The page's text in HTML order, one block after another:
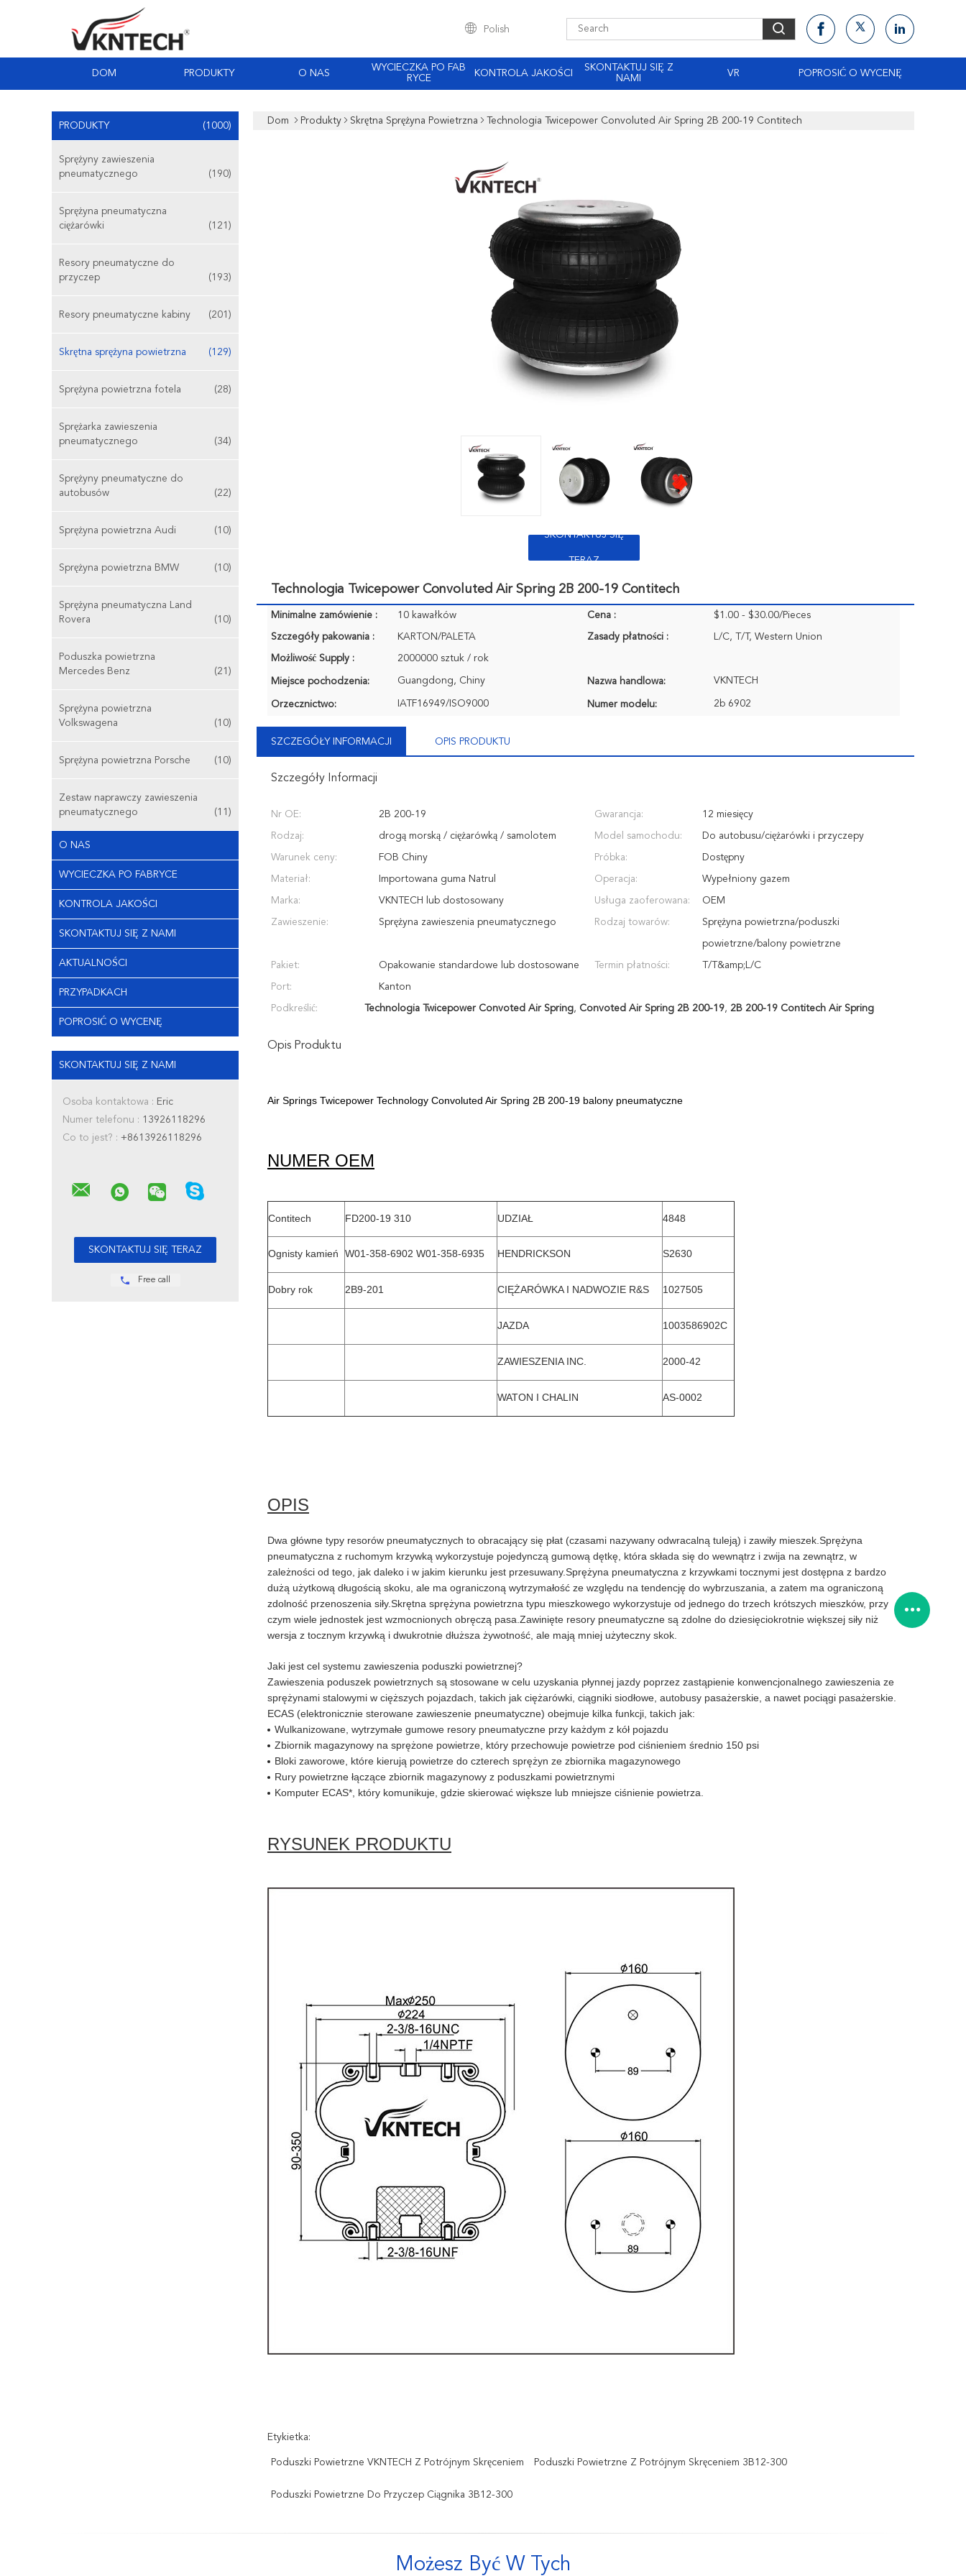
Polish
DOM PRODUKTY O NAS
WYCIECZKA PO FAB
RYCE
KONTROLA JAKOŚCI
SKONTAKTUJ SIĘ Z
NAMI
VR POPROSIĆ O WYCENĘ
PRODUKTY (1000)
Sprężyny zawieszenia
pneumatycznego
(190)
Sprężyna pneumatyczna
ciężarówki
(121)
Resory pneumatyczne do
przyczep
(193)
Resory pneumatyczne kabiny (201)
Skrętna sprężyna powietrzna (129)
Sprężyna powietrzna fotela (28)
Sprężarka zawieszenia
pneumatycznego
(34)
Sprężyny pneumatyczne do
autobusów
(22)
Sprężyna powietrzna Audi (10)
Sprężyna powietrzna BMW (10)
Sprężyna pneumatyczna Land
Rovera
(10)
Poduszka powietrzna
Mercedes Benz
(21)
Sprężyna powietrzna
Volkswagena
(10)
Sprężyna powietrzna Porsche (10)
Zestaw naprawczy zawieszenia
pneumatycznego
(11)
O NAS
WYCIECZKA PO FABRYCE
KONTROLA JAKOŚCI
SKONTAKTUJ SIĘ Z NAMI
AKTUALNOŚCI
PRZYPADKACH
POPROSIĆ O WYCENĘ
SKONTAKTUJ SIĘ Z NAMI
Osoba kontaktowa : Eric
Numer telefonu : 13926118296
Co to jest? : +8613926118296
Free call
Dom Produkty Skrętna Sprężyna Powietrzna Technologia Twicepower Convoluted Air Spring 2B 200-19 Contitech
SKONTAKTUJ SIĘ
TERAZ
Technologia Twicepower Convoluted Air Spring 2B 200-19 Contitech
Minimalne zamówienie : 10 kawałków Cena : $1.00 - $30.00/Pieces
Szczegóły pakowania : KARTON/PALETA Zasady płatności : L/C, T/T, Western Union
Możliwość Supply : 2000000 sztuk / rok
Miejsce pochodzenia: Guangdong, Chiny Nazwa handlowa: VKNTECH
Orzecznictwo: IATF16949/ISO9000 Numer modelu: 2b 6902
SZCZEGÓŁY INFORMACJI OPIS PRODUKTU
Szczegóły Informacji
Nr OE: 2B 200-19 Gwarancja: 12 miesięcy
Rodzaj: drogą morską / ciężarówką / samolotem Model samochodu: Do autobusu/ciężarówki i przyczepy
Warunek ceny: FOB Chiny Próbka: Dostępny
Materiał: Importowana guma Natrul Operacja: Wypełniony gazem
Marka: VKNTECH lub dostosowany Usługa zaoferowana: OEM
Zawieszenie: Sprężyna zawieszenia pneumatycznego Rodzaj towarów: Sprężyna powietrzna/poduszki
powietrzne/balony powietrzne
Pakiet: Opakowanie standardowe lub dostosowane Termin płatności: T/T&amp;L/C
Port: Kanton
Podkreślić: Technologia Twicepower Convoted Air Spring, Convoted Air Spring 2B 200-19, 2B 200-19 Contitech Air Spring
Opis Produktu
Air Springs Twicepower Technology Convoluted Air Spring 2B 200-19 balony pneumatyczne
NUMER OEM
Contitech FD200-19 310 UDZIAŁ 4848
Ognisty kamień W01-358-6902 W01-358-6935 HENDRICKSON S2630
Dobry rok 2B9-201 CIĘŻARÓWKA I NADWOZIE R&S 1027505
JAZDA 1003586902C
ZAWIESZENIA INC. 2000-42
WATON I CHALIN AS-0002
OPIS
Dwa główne typy resorów pneumatycznych to obracający się płat (czasami nazywany odwracalną tuleją) i zawiły mieszek.Sprężyna
pneumatyczna z ruchomym krzywką wykorzystuje pojedynczą gumową dętkę, która składa się do wewnątrz i zwija na zewnątrz, w
zależności od tego, jak daleko i w jakim kierunku jest przesuwany.Sprężyna pneumatyczna z krzywkami tocznymi jest dostępna z bardzo
dużą użytkową długością skoku, ale ma ograniczoną wytrzymałość ze względu na tendencję do wybrzuszania, a zatem ma ograniczoną
zdolność przenoszenia siły.Skrętna sprężyna powietrzna typu mieszkowego wykorzystuje od jednego do trzech krótszych mieszków, przy
czym wiele jednostek jest wzmocnionych obręczą pasa.Zawinięte resory pneumatyczne są zdolne do dziesięciokrotnie większej siły niż
wersja z tocznym krzywką i dwukrotnie dłuższa żywotność, ale mają mniej użyteczny skok.
Jaki jest cel systemu zawieszenia poduszki powietrznej?
Zawieszenia poduszek powietrznych są stosowane w celu uzyskania płynnej jazdy poprzez zastąpienie konwencjonalnego zawieszenia ze
sprężynami stalowymi w cięższych pojazdach, takich jak ciężarówki, ciągniki siodłowe, autobusy pasażerskie, a nawet pociągi pasażerskie.
ECAS (elektronicznie sterowane zawieszenie pneumatyczne) obejmuje kilka funkcji, takich jak:
Wulkanizowane, wytrzymałe gumowe resory pneumatyczne przy każdym z kół pojazdu
Zbiornik magazynowy na sprężone powietrze, który przechowuje powietrze pod ciśnieniem średnio 150 psi
Bloki zaworowe, które kierują powietrze do czterech sprężyn ze zbiornika magazynowego
Rury powietrzne łączące zbiornik magazynowy z poduszkami powietrznymi
Komputer ECAS*, który komunikuje, gdzie skierować większe lub mniejsze ciśnienie powietrza.
RYSUNEK PRODUKTU
Etykietka:
Poduszki Powietrzne VKNTECH Z Potrójnym Skręceniem Poduszki Powietrzne Z Potrójnym Skręceniem 3B12-300
Poduszki Powietrzne Do Przyczep Ciągnika 3B12-300
Możesz Być W Tych